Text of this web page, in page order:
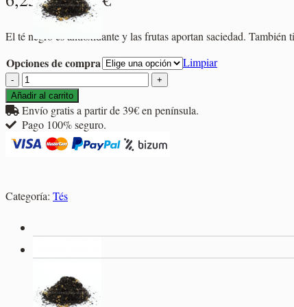
precios:
desde
6,25€
hasta
29,95€
El té negro es antioxidante y las frutas aportan saciedad.
Opciones de compra
Limpiar
Té
Frutas
del
Bosque
cantidad
Añadir al carrito
Envío gratis a partir de 39€ en península.
Pago 100% seguro.
Categoría: Tés